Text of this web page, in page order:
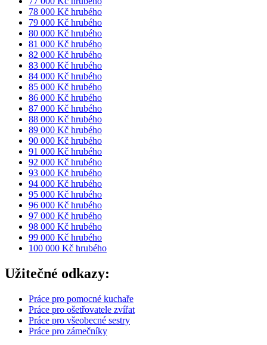
78 000 Kč hrubého
79 000 Kč hrubého
80 000 Kč hrubého
81 000 Kč hrubého
82 000 Kč hrubého
83 000 Kč hrubého
84 000 Kč hrubého
85 000 Kč hrubého
86 000 Kč hrubého
87 000 Kč hrubého
88 000 Kč hrubého
89 000 Kč hrubého
90 000 Kč hrubého
91 000 Kč hrubého
92 000 Kč hrubého
93 000 Kč hrubého
94 000 Kč hrubého
95 000 Kč hrubého
96 000 Kč hrubého
97 000 Kč hrubého
98 000 Kč hrubého
99 000 Kč hrubého
100 000 Kč hrubého
Užitečné odkazy:
Práce pro pomocné kuchaře
Práce pro ošetřovatele zvířat
Práce pro všeobecné sestry
Práce pro zámečníky